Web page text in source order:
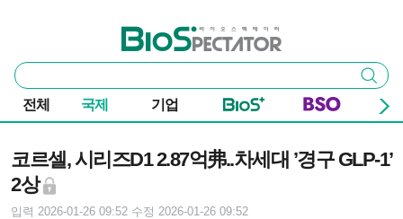
바이오스펙테이터
통
합
검
색
검색
전체 국제 기업
코르셀, 시리즈D1 2.87억弗..차세대 ’경구 GLP-1’
2상
입력 2026-01-26 09:52 수정 2026-01-26 09:52